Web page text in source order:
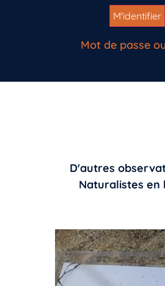
Mot de passe
D'autres
Naturalistes en